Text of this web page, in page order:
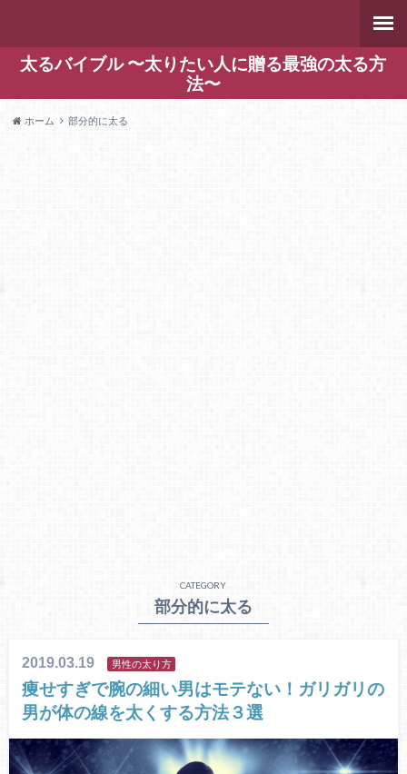
太るバイブル 〜太りたい人に贈る最強の太る方
法〜
ホーム 部分的に太る
CATEGORY
部分的に太る
2019.03.19 男性の太り方
痩せすぎで腕の細い男はモテない！ガリガリの
男が体の線を太くする方法３選